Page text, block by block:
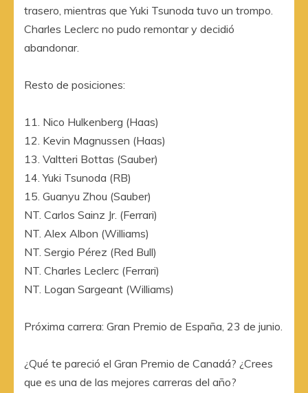
trasero, mientras que Yuki Tsunoda tuvo un trompo.
Charles Leclerc no pudo remontar y decidió
abandonar.
Resto de posiciones:
11. Nico Hulkenberg (Haas)
12. Kevin Magnussen (Haas)
13. Valtteri Bottas (Sauber)
14. Yuki Tsunoda (RB)
15. Guanyu Zhou (Sauber)
NT. Carlos Sainz Jr. (Ferrari)
NT. Alex Albon (Williams)
NT. Sergio Pérez (Red Bull)
NT. Charles Leclerc (Ferrari)
NT. Logan Sargeant (Williams)
Próxima carrera: Gran Premio de España, 23 de junio.
¿Qué te pareció el Gran Premio de Canadá? ¿Crees
que es una de las mejores carreras del año?